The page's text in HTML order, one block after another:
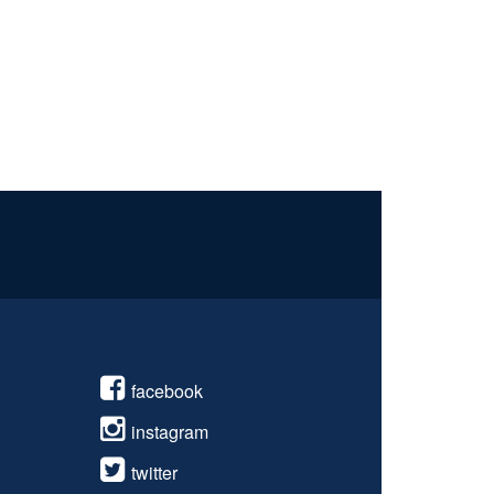
facebook
instagram
twitter